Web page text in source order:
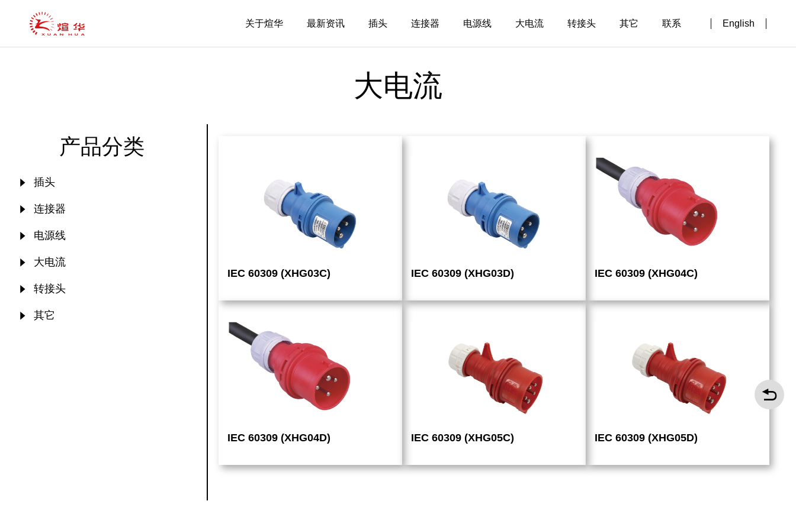
关于煊华 最新资讯 插头 连接器 电源线 大电流 转接头 其它 联系 English
大电流
产品分类
插头
连接器
电源线
大电流
转接头
其它
IEC 60309 (XHG03C) IEC 60309 (XHG03D) IEC 60309 (XHG04C)
IEC 60309 (XHG04D) IEC 60309 (XHG05C) IEC 60309 (XHG05D)